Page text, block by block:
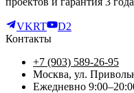
VKRT
D2
Контакты
+7 (903) 589-26-95
Москва, ул.
Ежедневно